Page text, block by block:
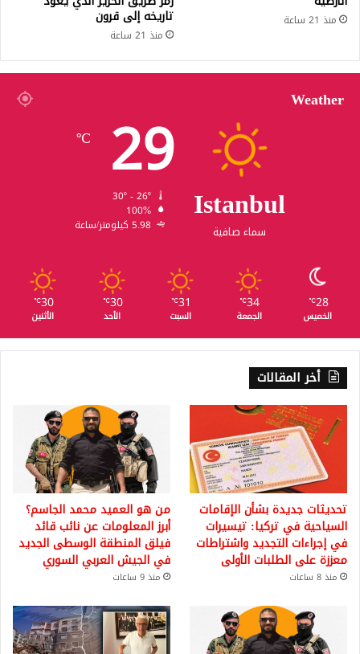
منذ 21 ساعة تاريخه إلى قرون
منذ 21 ساعة
Weather
Istanbul
سماء صافية
29
℃
100%
5.98 كيلومتر/ساعة
28
℃
الخميس
34
℃
الجمعة
31
℃
السبت
30
℃
الأحد
30
℃
الأثنين
أخر المقالات
تحديثات جديدة بشأن الإقامات
السياحية في تركيا: تيسيرات
في إجراءات التجديد واشتراطات
معززة على الطلبات الأولى
منذ 8 ساعات
من هو العميد محمد الجاسم؟
أبرز المعلومات عن نائب قائد
فيلق المنطقة الوسطى الجديد
في الجيش العربي السوري
منذ 9 ساعات